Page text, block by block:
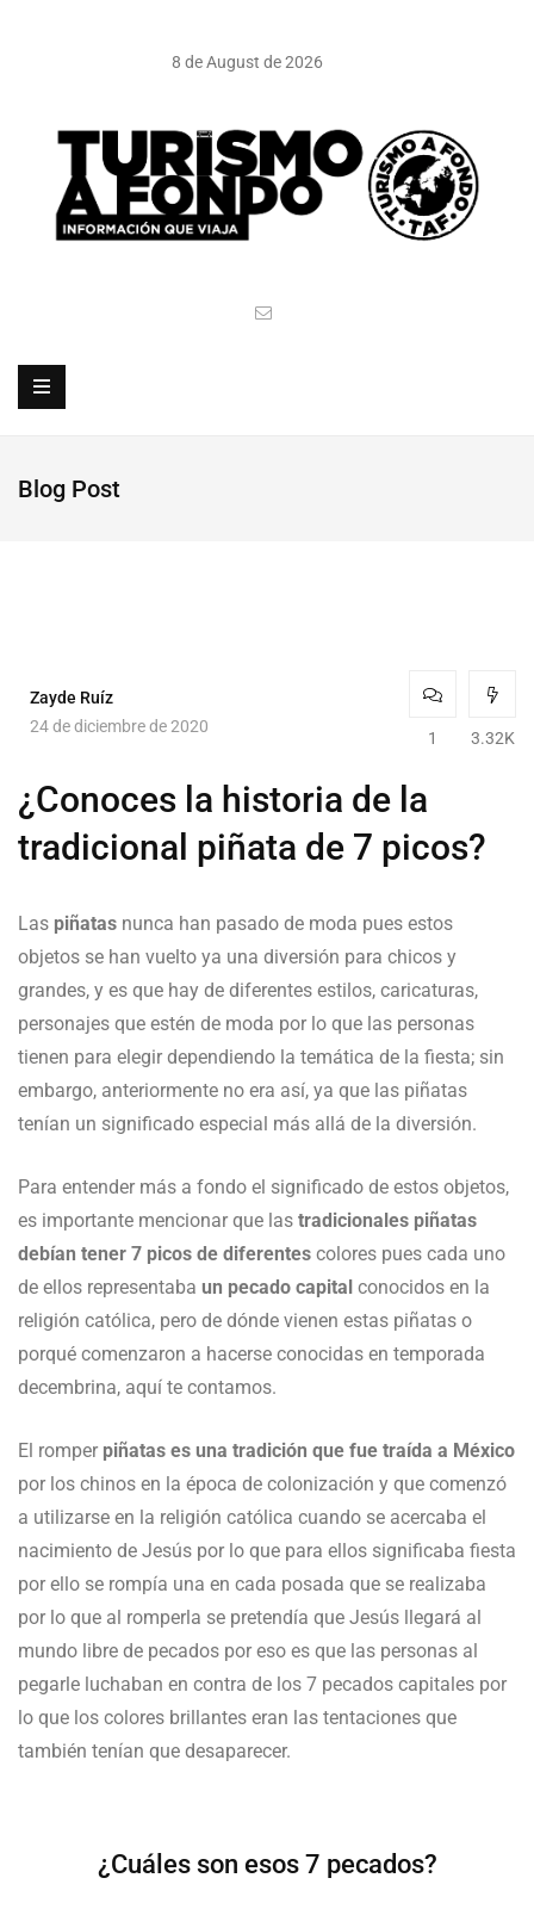
8 de August de 2026
Blog Post
Zayde Ruíz
24 de diciembre de 2020
1 3.32K
¿Conoces la historia de la
tradicional piñata de 7 picos?
Las piñatas nunca han pasado de moda pues estos
objetos se han vuelto ya una diversión para chicos y
grandes, y es que hay de diferentes estilos, caricaturas,
personajes que estén de moda por lo que las personas
tienen para elegir dependiendo la temática de la fiesta; sin
embargo, anteriormente no era así, ya que las piñatas
tenían un significado especial más allá de la diversión.
Para entender más a fondo el significado de estos objetos,
es importante mencionar que las tradicionales piñatas
debían tener 7 picos de diferentes colores pues cada uno
de ellos representaba un pecado capital conocidos en la
religión católica, pero de dónde vienen estas piñatas o
porqué comenzaron a hacerse conocidas en temporada
decembrina, aquí te contamos.
El romper piñatas es una tradición que fue traída a México
por los chinos en la época de colonización y que comenzó
a utilizarse en la religión católica cuando se acercaba el
nacimiento de Jesús por lo que para ellos significaba fiesta
por ello se rompía una en cada posada que se realizaba
por lo que al romperla se pretendía que Jesús llegará al
mundo libre de pecados por eso es que las personas al
pegarle luchaban en contra de los 7 pecados capitales por
lo que los colores brillantes eran las tentaciones que
también tenían que desaparecer.
¿Cuáles son esos 7 pecados?